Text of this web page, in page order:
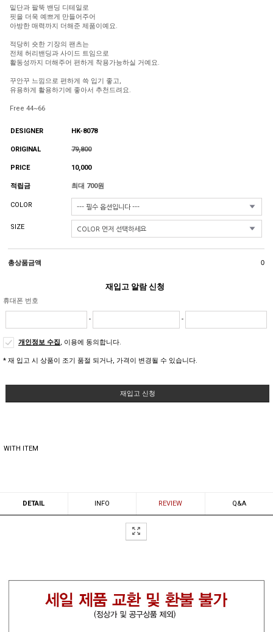
밑단과 팔뚝 밴딩 디테일로
핏을 더욱 예쁘게 만들어주어
아방한 매력까지 더해준 제품이예요.
적당히 숏한 기장의 팬츠는
전체 허리밴딩과 사이드 트임으로
활동성까지 더해주어 편하게 착용가능하실 거예요.
꾸안꾸 느낌으로 편하게 쓱 입기 좋고,
유용하게 활용하기에 좋아서 추천드려요.
Free 44~66
DESIGNER HK-8078
ORIGINAL 79,800
PRICE 10,000
적립금 최대 700원
COLOR
SIZE
총상품금액 0
재입고 알람 신청
휴대폰 번호
- -
개인정보 수집, 이용에 동의합니다.
* 재 입고 시 상품이 조기 품절 되거나, 가격이 변경될 수 있습니다.
재입고 신청
WITH ITEM
DETAIL INFO REVIEW Q&A